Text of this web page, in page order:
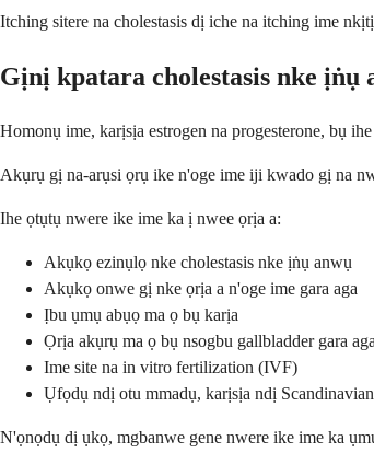
Itching sitere na cholestasis dị iche na itching ime
Gịnị kpatara cholestasis nke ịṅụ
Homonụ ime, karịsịa estrogen na progesterone, bụ
Akụrụ gị na-arụsi ọrụ ike n'oge ime iji kwado gị na
Ihe ọtụtụ nwere ike ime ka ị nwee ọrịa a:
Akụkọ ezinụlọ nke cholestasis nke ịṅụ anwụ
Akụkọ onwe gị nke ọrịa a n'oge ime gara aga
Ịbu ụmụ abụọ ma ọ bụ karịa
Ọrịa akụrụ ma ọ bụ nsogbu gallbladder gara aga
Ime site na in vitro fertilization (IVF)
Ụfọdụ ndị otu mmadụ, karịsịa ndị
N'ọnọdụ dị ụkọ, mgbanwe gene nwere ike ime ka